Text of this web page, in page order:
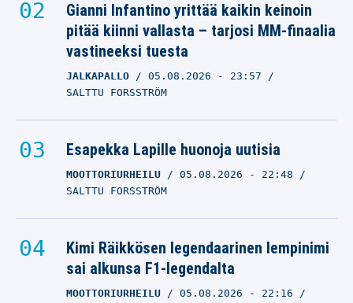
Gianni Infantino yrittää kaikin keinoin
pitää kiinni vallasta – tarjosi MM-finaalia
vastineeksi tuesta
JALKAPALLO 05.08.2026 - 23:57
SALTTU FORSSTRÖM
Esapekka Lapille huonoja uutisia
MOOTTORIURHEILU 05.08.2026 - 22:48
SALTTU FORSSTRÖM
Kimi Räikkösen legendaarinen lempinimi
sai alkunsa F1-legendalta
MOOTTORIURHEILU 05.08.2026 - 22:16